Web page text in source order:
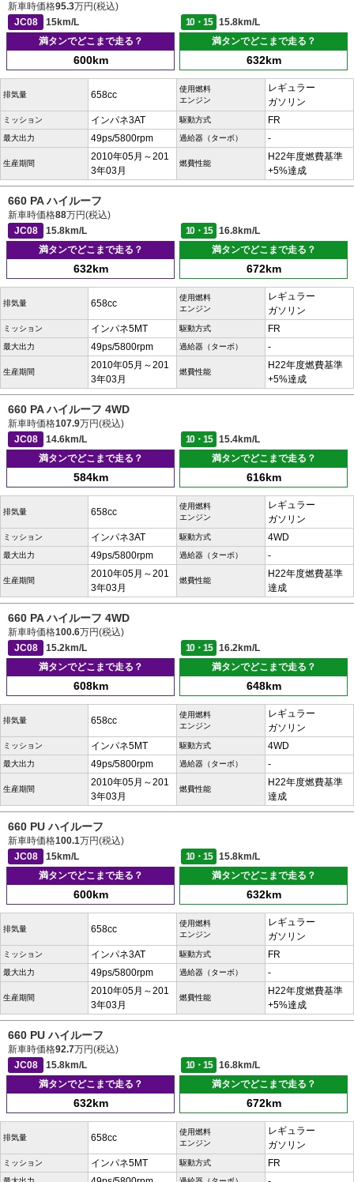
新車時価格95.3万円(税込)
JC08
15km/L 10・15
15.8km/L
満タンでどこまで走る？
600km
満タンでどこまで走る？
632km
排気量 658cc
使用燃料
エンジン
レギュラー
ガソリン
ミッション インパネ3AT 駆動方式 FR
最大出力 49ps/5800rpm 過給器（ターボ） -
生産期間
2010年05月～201
3年03月
燃費性能
H22年度燃費基準
+5%達成
660 PA ハイルーフ
新車時価格88万円(税込)
JC08
15.8km/L 10・15
16.8km/L
満タンでどこまで走る？
632km
満タンでどこまで走る？
672km
排気量 658cc
使用燃料
エンジン
レギュラー
ガソリン
ミッション インパネ5MT 駆動方式 FR
最大出力 49ps/5800rpm 過給器（ターボ） -
生産期間
2010年05月～201
3年03月
燃費性能
H22年度燃費基準
+5%達成
660 PA ハイルーフ 4WD
新車時価格107.9万円(税込)
JC08
14.6km/L 10・15
15.4km/L
満タンでどこまで走る？
584km
満タンでどこまで走る？
616km
排気量 658cc
使用燃料
エンジン
レギュラー
ガソリン
ミッション インパネ3AT 駆動方式 4WD
最大出力 49ps/5800rpm 過給器（ターボ） -
生産期間
2010年05月～201
3年03月
燃費性能
H22年度燃費基準
達成
660 PA ハイルーフ 4WD
新車時価格100.6万円(税込)
JC08
15.2km/L 10・15
16.2km/L
満タンでどこまで走る？
608km
満タンでどこまで走る？
648km
排気量 658cc
使用燃料
エンジン
レギュラー
ガソリン
ミッション インパネ5MT 駆動方式 4WD
最大出力 49ps/5800rpm 過給器（ターボ） -
生産期間
2010年05月～201
3年03月
燃費性能
H22年度燃費基準
達成
660 PU ハイルーフ
新車時価格100.1万円(税込)
JC08
15km/L 10・15
15.8km/L
満タンでどこまで走る？
600km
満タンでどこまで走る？
632km
排気量 658cc
使用燃料
エンジン
レギュラー
ガソリン
ミッション インパネ3AT 駆動方式 FR
最大出力 49ps/5800rpm 過給器（ターボ） -
生産期間
2010年05月～201
3年03月
燃費性能
H22年度燃費基準
+5%達成
660 PU ハイルーフ
新車時価格92.7万円(税込)
JC08
15.8km/L 10・15
16.8km/L
満タンでどこまで走る？
632km
満タンでどこまで走る？
672km
排気量 658cc
使用燃料
エンジン
レギュラー
ガソリン
ミッション インパネ5MT 駆動方式 FR